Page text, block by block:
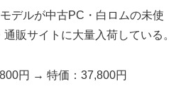
デルが中古PC・白ロムの未使
販サイトに大量入荷している。
円 → 特価：37,800円